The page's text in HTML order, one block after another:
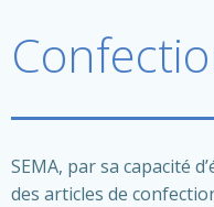
SEMA, par sa capacité
des articles de